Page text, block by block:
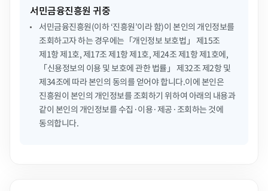
서민금융진흥원 귀중
서민금융진흥원(이하 ‘진흥원’이라 함)이 본인의 개인정보를
조회하고자 하는 경우에는「개인정보 보호법」 제15조
제1항 제1호, 제17조 제1항 제1호, 제24조 제1항 제1호에,
「신용정보의 이용 및 보호에 관한 법률」 제32조 제2항 및
제34조에 따라 본인의 동의를 얻어야 합니다.이에 본인은
진흥원이 본인의 개인정보를 조회하기 위하여 아래의 내용과
같이 본인의 개인정보를 수집·이용·제공·조회하는 것에
동의합니다.